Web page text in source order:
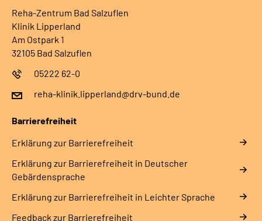
Reha-Zentrum Bad Salzuflen
Klinik Lipperland
Am Ostpark 1
32105 Bad Salzuflen
05222 62-0
reha-klinik.lipperland@drv-bund.de
Barrierefreiheit
Erklärung zur Barrierefreiheit
Erklärung zur Barrierefreiheit in Deutscher
Gebärdensprache
Erklärung zur Barrierefreiheit in Leichter Sprache
Feedback zur Barrierefreiheit